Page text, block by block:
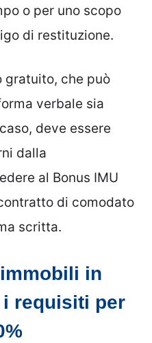
o per uno scopo
di restituzione.
gratuito, che può
verbale sia
deve essere
dalla
al Bonus IMU
di comodato
scritta.
in
requisiti per